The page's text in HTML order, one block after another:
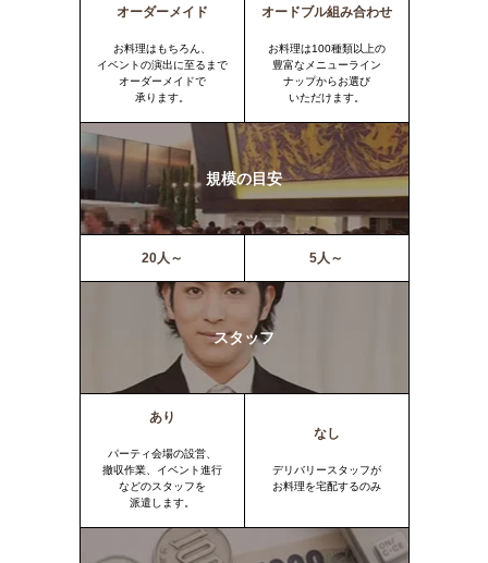
オーダーメイド
お料理はもちろん、
イベントの演出に至るまで
オーダーメイドで
承ります。
オードブル組み合わせ
お料理は100種類以上の
豊富なメニューライン
ナップからお選び
いただけます。
規模の目安
20人～ 5人～
スタッフ
あり
パーティ会場の設営、
撤収作業、イベント進行
などのスタッフを
派遣します。
なし
デリバリースタッフが
お料理を宅配するのみ